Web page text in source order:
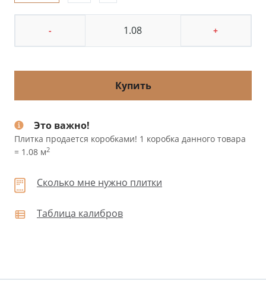
- +
Купить
Это важно!
Плитка продается коробками! 1 коробка данного товара
= 1.08 м2
Сколько мне нужно плитки
Таблица калибров